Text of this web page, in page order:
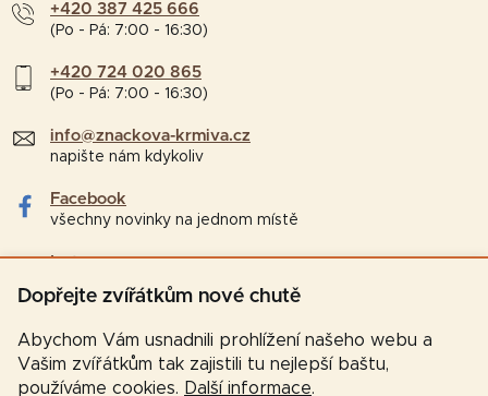
Dopřejte zvířátkům nové chutě
Abychom Vám usnadnili prohlížení našeho webu a
Vašim zvířátkům tak zajistili tu nejlepší baštu,
používáme cookies. Další informace.
+420 387 425 666
(Po - Pá: 7:00 - 16:30)
+420 724 020 865
(Po - Pá: 7:00 - 16:30)
info@znackova-krmiva.cz
napište nám kdykoliv
Facebook
všechny novinky na jednom místě
Instagram
tipy a zajímavosti pro chovatele